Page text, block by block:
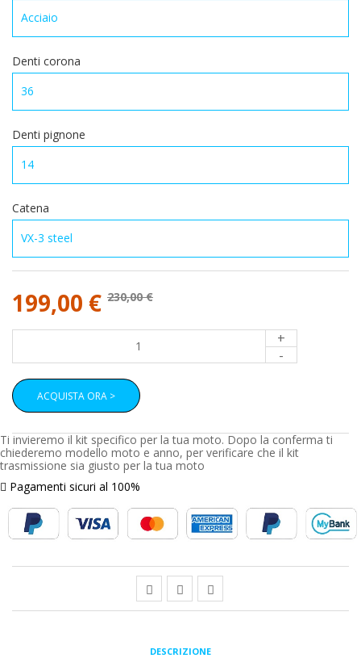
Denti corona
Denti pignone
Catena
199,00 € 230,00 €
+
-
ACQUISTA ORA >
Ti invieremo il kit specifico per la tua moto. Dopo la conferma ti
chiederemo modello moto e anno, per verificare che il kit
trasmissione sia giusto per la tua moto
Pagamenti sicuri al 100%
DESCRIZIONE